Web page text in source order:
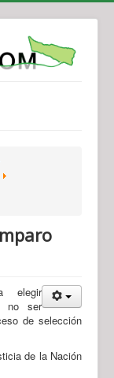
elegir
no ser
de selección
de la Nación